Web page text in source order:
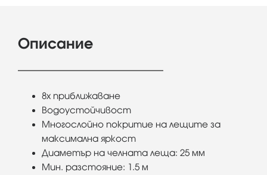
Описание
8х приближаване
Водоустойчивост
Многослойно покритие на лещите за
максимална яркост
Диаметър на челната леща: 25 мм
Мин. разстояние: 1.5 м